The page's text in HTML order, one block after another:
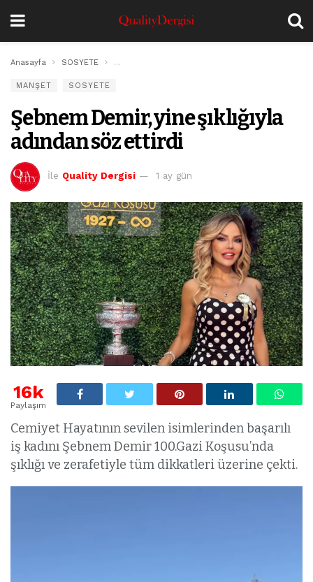
Anasayfa SOSYETE Şebnem Demir, yine şıklığıyla adından söz ettirdi
MANŞET SOSYETE
Şebnem Demir, yine şıklığıyla
adından söz ettirdi
İle Quality Dergisi 1 ay gün
16k
Paylaşım
Cemiyet Hayatının sevilen isimlerinden başarılı
iş kadını Şebnem Demir 100.Gazi Koşusu’nda
şıklığı ve zerafetiyle tüm dikkatleri üzerine çekti.